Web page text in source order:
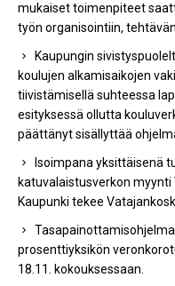
mukaiset toimenpiteet
työn organisointiin,
Kaupungin
koulujen alkamisaikojen
tiivistämisellä suhteessa
esityksessä ollutta
päättänyt sisällyttää
Isoimpana yksittäisenä
katuvalaistusverkon myynti
Kaupunki tekee
prosenttiyksikön
18.11. kokouksessaan.